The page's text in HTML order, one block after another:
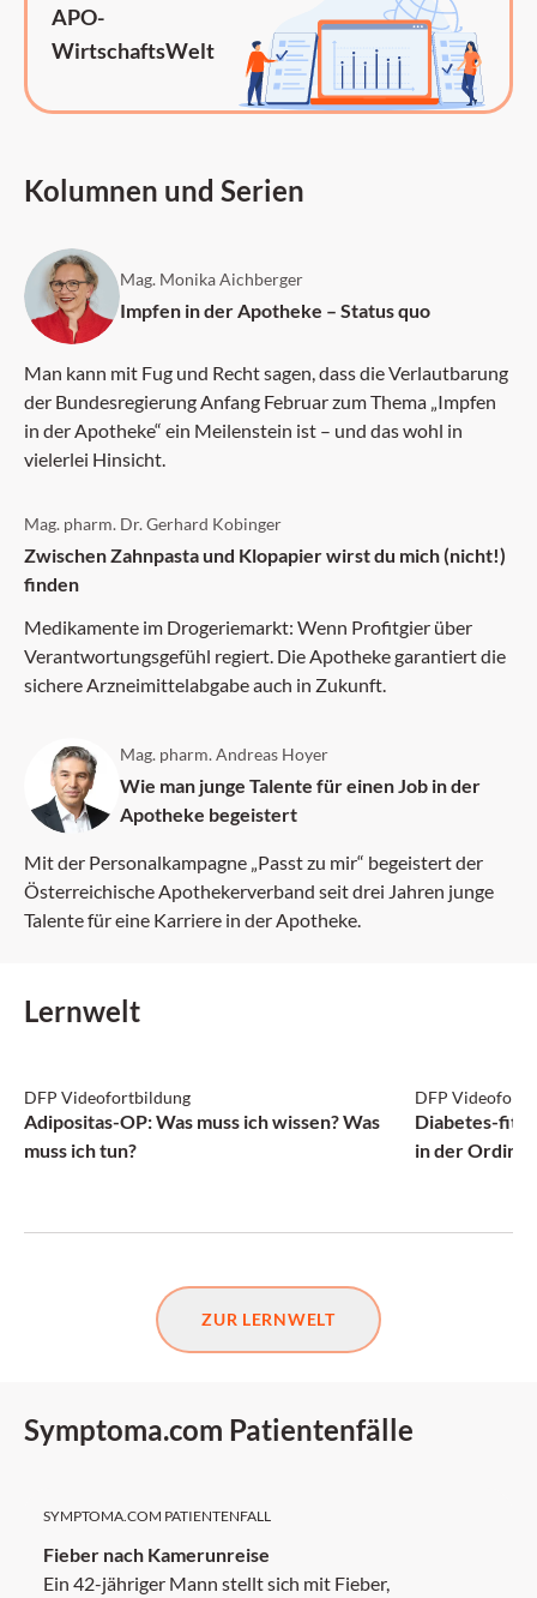
APO-
WirtschaftsWelt
Kolumnen und Serien
Mag. Monika Aichberger
Impfen in der Apotheke – Status quo
Man kann mit Fug und Recht sagen, dass die Verlautbarung
der Bundesregierung Anfang Februar zum Thema „Impfen
in der Apotheke“ ein Meilenstein ist – und das wohl in
vielerlei Hinsicht.
Mag. pharm. Dr. Gerhard Kobinger
Zwischen Zahnpasta und Klopapier wirst du mich (nicht!)
finden
Medikamente im Drogeriemarkt: Wenn Profitgier über
Verantwortungsgefühl regiert. Die Apotheke garantiert die
sichere Arzneimittelabgabe auch in Zukunft.
Mag. pharm. Andreas Hoyer
Wie man junge Talente für einen Job in der
Apotheke begeistert
Mit der Personalkampagne „Passt zu mir“ begeistert der
Österreichische Apothekerverband seit drei Jahren junge
Talente für eine Karriere in der Apotheke.
Lernwelt
DFP Videofortbildung
Adipositas-OP: Was muss ich wissen? Was
muss ich tun?
DFP
Diabetes-fit
in der
ZUR LERNWELT
Symptoma.com Patientenfälle
SYMPTOMA.COM PATIENTENFALL
Fieber nach Kamerunreise
Ein 42-jähriger Mann stellt sich mit Fieber,